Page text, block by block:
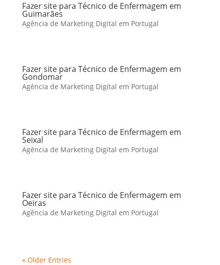
Fazer site para Técnico de Enfermagem em
Guimarães
Agência de Marketing Digital em Portugal
Fazer site para Técnico de Enfermagem em
Gondomar
Agência de Marketing Digital em Portugal
Fazer site para Técnico de Enfermagem em
Seixal
Agência de Marketing Digital em Portugal
Fazer site para Técnico de Enfermagem em
Oeiras
Agência de Marketing Digital em Portugal
« Older Entries